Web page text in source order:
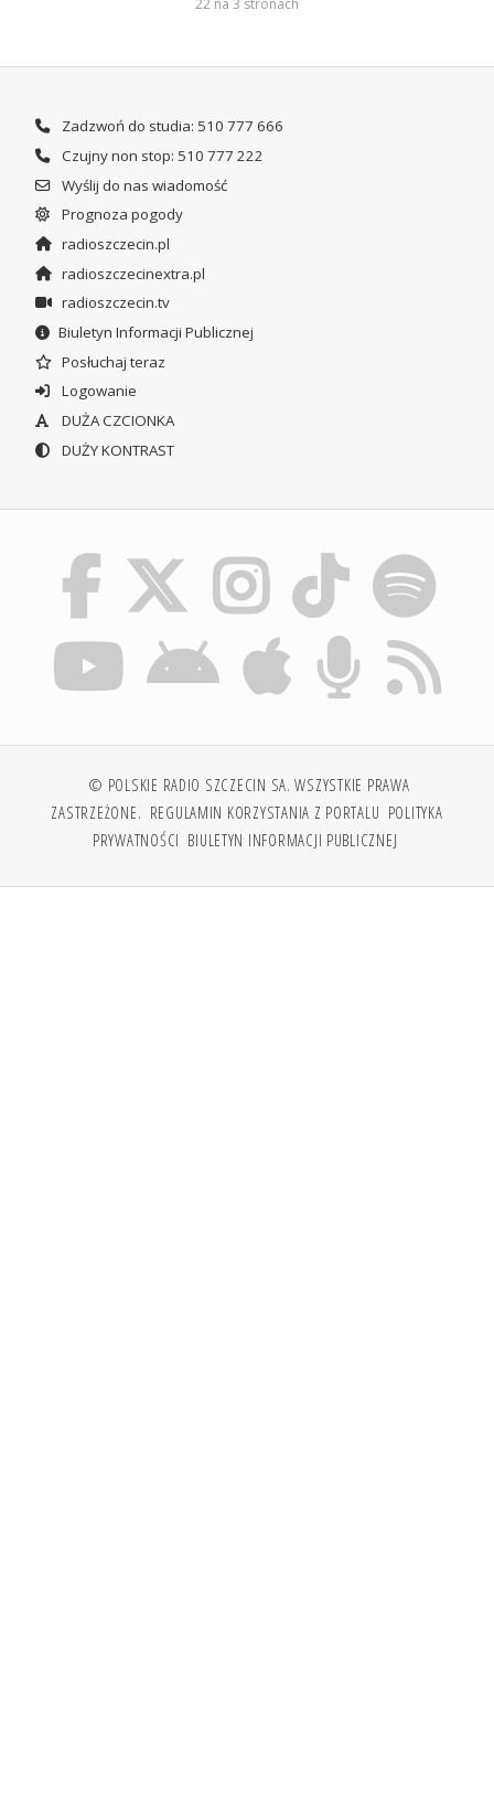
22 na 3 stronach
Zadzwoń do studia: 510 777 666
Czujny non stop: 510 777 222
Wyślij do nas wiadomość
Prognoza pogody
radioszczecin.pl
radioszczecinextra.pl
radioszczecin.tv
Biuletyn Informacji Publicznej
Posłuchaj teraz
Logowanie
DUŻA CZCIONKA
DUŻY KONTRAST
© POLSKIE RADIO SZCZECIN SA. WSZYSTKIE PRAWA
ZASTRZEŻONE. REGULAMIN KORZYSTANIA Z PORTALU POLITYKA
PRYWATNOŚCI BIULETYN INFORMACJI PUBLICZNEJ